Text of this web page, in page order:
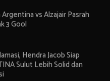
Argentina vs Alzajair Pasrah
3 Gool
Hendra Jacob Siap
Sulut Lebih Solid dan